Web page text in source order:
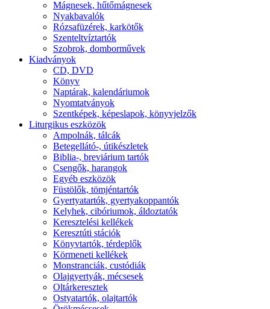
Mágnesek, hűtőmágnesek
Nyakbavalók
Rózsafüzérek, karkötők
Szenteltvíztartók
Szobrok, domborművek
Kiadványok
CD, DVD
Könyv
Naptárak, kalendáriumok
Nyomtatványok
Szentképek, képeslapok, könyvjelzők
Liturgikus eszközök
Ampolnák, tálcák
Betegellátó-, útikészletek
Biblia-, breviárium tartók
Csengők, harangok
Egyéb eszközök
Füstölők, tömjéntartók
Gyertyatartók, gyertyakoppantók
Kelyhek, cibóriumok, áldoztatók
Keresztelési kellékek
Keresztúti stációk
Könyvtartók, térdeplők
Körmeneti kellékek
Monstranciák, custódiák
Olajgyertyák, mécsesek
Oltárkeresztek
Ostyatartók, olajtartók